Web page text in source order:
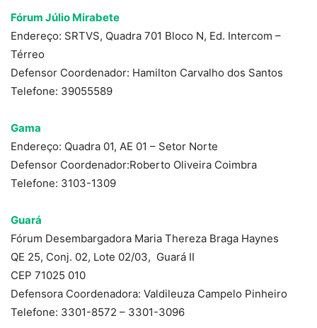
Fórum Júlio Mirabete
Endereço: SRTVS, Quadra 701 Bloco N, Ed. Intercom –
Térreo
Defensor Coordenador: Hamilton Carvalho dos Santos
Telefone: 39055589
Gama
Endereço: Quadra 01, AE 01 – Setor Norte
Defensor Coordenador:Roberto Oliveira Coimbra
Telefone: 3103-1309
Guará
Fórum Desembargadora Maria Thereza Braga Haynes
QE 25, Conj. 02, Lote 02/03, Guará II
CEP 71025 010
Defensora Coordenadora: Valdileuza Campelo Pinheiro
Telefone: 3301-8572 – 3301-3096